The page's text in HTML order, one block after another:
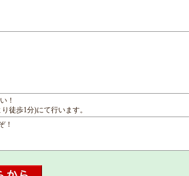
！
徒歩1分)にて行います。
！